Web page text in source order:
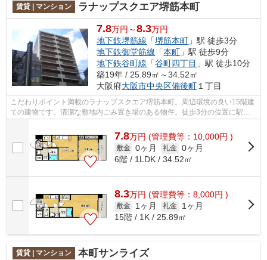
賃貸 | マンション ラナップスクエア堺筋本町
7.8万円～8.3万円
地下鉄堺筋線 「堺筋本町 」駅 徒歩3分
地下鉄御堂筋線 「本町 」駅 徒歩9分
地下鉄谷町線 「谷町四丁目 」駅 徒歩10分
築19年 / 25.89㎡～34.52㎡
大阪府大阪市中央区備後町 １丁目
こだわりポイント満載のラナップスクエア堺筋本町。周辺環境の良い15階建
ての建物です。清潔な敷地内ごみ置き場のある物件。徒歩3分の位置に駅が
ある、魅力的な立地の物件です。大阪市...
7.8万円 (管理費等：10,000円 )
敷金 0ヶ月 礼金 0ヶ月
6階 / 1LDK / 34.52㎡
8.3万円 (管理費等：8,000円 )
敷金 1ヶ月 礼金
1ヶ月
15階 / 1K / 25.89㎡
賃貸 | マンション 本町サンライズ